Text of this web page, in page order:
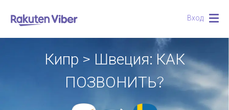
Вход
Кипр > Швеция: КАК
ПОЗВОНИТЬ?